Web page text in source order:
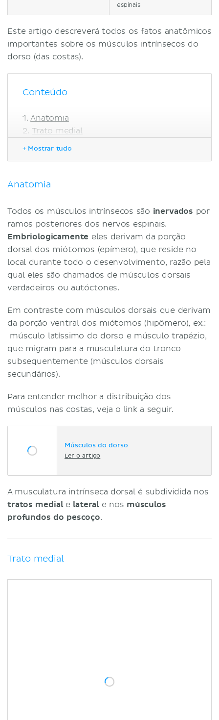
espinais
Este artigo descreverá todos os fatos anatômicos
importantes sobre os músculos intrínsecos do
dorso (das costas).
Conteúdo
Anatomia
Trato medial
Destaques
+ Mostrar tudo
Anatomia
Todos os músculos intrínsecos são inervados por
ramos posteriores dos nervos espinais.
Embriologicamente eles derivam da porção
dorsal dos miótomos (epímero), que reside no
local durante todo o desenvolvimento, razão pela
qual eles são chamados de músculos dorsais
verdadeiros ou autóctones.
Em contraste com músculos dorsais que derivam
da porção ventral dos miótomos (hipômero), ex.:
músculo latíssimo do dorso e músculo trapézio,
que migram para a musculatura do tronco
subsequentemente (músculos dorsais
secundários).
Para entender melhor a distribuição dos
músculos nas costas, veja o link a seguir.
Músculos do dorso
Ler o artigo
A musculatura intrínseca dorsal é subdividida nos
tratos medial e lateral e nos músculos
profundos do pescoço.
Trato medial